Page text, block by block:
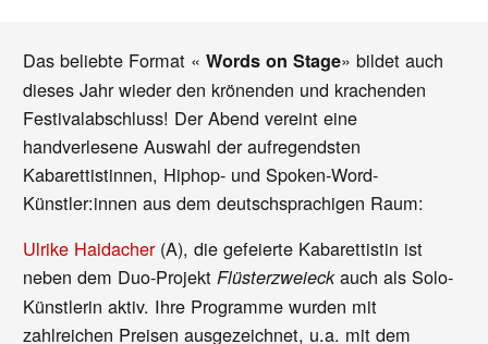
Das beliebte Format « Words on Stage» bildet auch
dieses Jahr wieder den krönenden und krachenden
Festivalabschluss! Der Abend vereint eine
handverlesene Auswahl der aufregendsten
Kabarettistinnen, Hiphop- und Spoken-Word-
Künstler:innen aus dem deutschsprachigen Raum:
Ulrike Haidacher(A), die gefeierte Kabarettistin ist
neben dem Duo-ProjektFlüsterzweieckauch als Solo-
Künstlerin aktiv. Ihre Programme wurden mit
zahlreichen Preisen ausgezeichnet, u.a. mit dem